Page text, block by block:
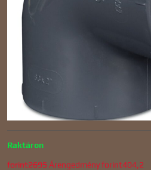
Raktáron
forint2695 Árengedményforint404,2